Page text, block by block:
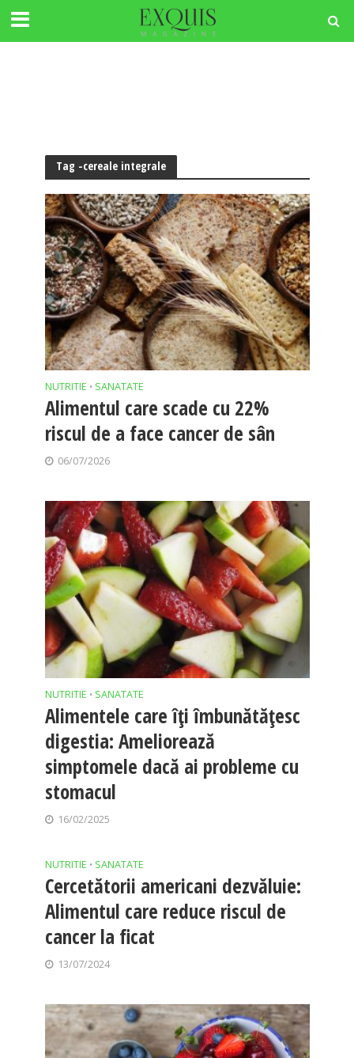
Tag -cereale integrale
NUTRITIE • SANATATE
Alimentul care scade cu 22%
riscul de a face cancer de sân
06/07/2026
NUTRITIE • SANATATE
Alimentele care îți îmbunătățesc
digestia: Ameliorează
simptomele dacă ai probleme cu
stomacul
16/02/2025
NUTRITIE • SANATATE
Cercetătorii americani dezvăluie:
Alimentul care reduce riscul de
cancer la ficat
13/07/2024